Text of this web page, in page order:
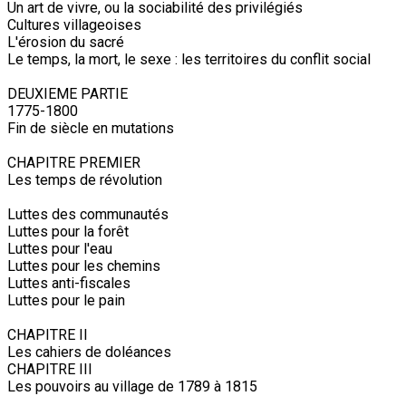
Un art de vivre, ou la sociabilité des privilégiés
Cultures villageoises
L'érosion du sacré
Le temps, la mort, le sexe : les territoires du conflit social
DEUXIEME PARTIE
1775-1800
Fin de siècle en mutations
CHAPITRE PREMIER
Les temps de révolution
Luttes des communautés
Luttes pour la forêt
Luttes pour l'eau
Luttes pour les chemins
Luttes anti-fiscales
Luttes pour le pain
CHAPITRE II
Les cahiers de doléances
CHAPITRE III
Les pouvoirs au village de 1789 à 1815